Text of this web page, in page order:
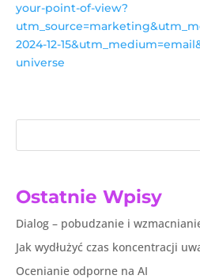
your-point-of-view?
2024-12-
universe
Ostatnie Wpisy
Dialog – pobudzanie i
Jak wydłużyć czas koncentracji
Ocenianie odporne na AI